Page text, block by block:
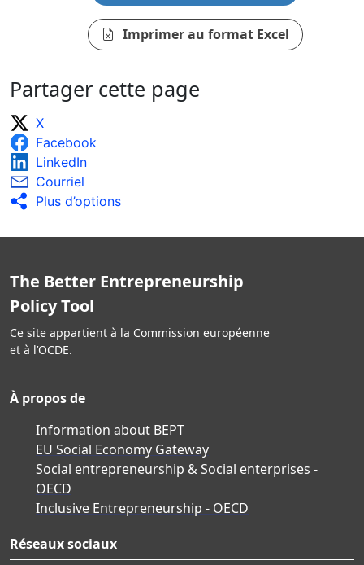
Imprimer au format Excel
Partager cette page
X
Facebook
LinkedIn
Courriel
Plus d’options
The Better Entrepreneurship
Policy Tool
Ce site appartient à la Commission européenne
et à l’OCDE.
À propos de
Information about BEPT
EU Social Economy Gateway
Social entrepreneurship & Social enterprises -
OECD
Inclusive Entrepreneurship - OECD
Réseaux sociaux